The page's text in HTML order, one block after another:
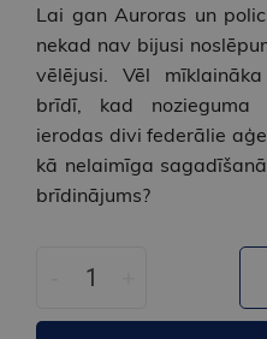
Lai gan Auroras un
nekad nav bijusi
vēlējusi. Vēl
brīdī, kad nozieguma
ierodas divi federālie
kā nelaimīga
brīdinājums?